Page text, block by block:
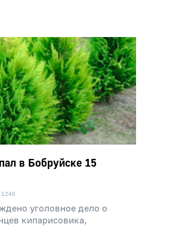
в Бобруйске 15
1240
уголовное дело о
кипарисовика,